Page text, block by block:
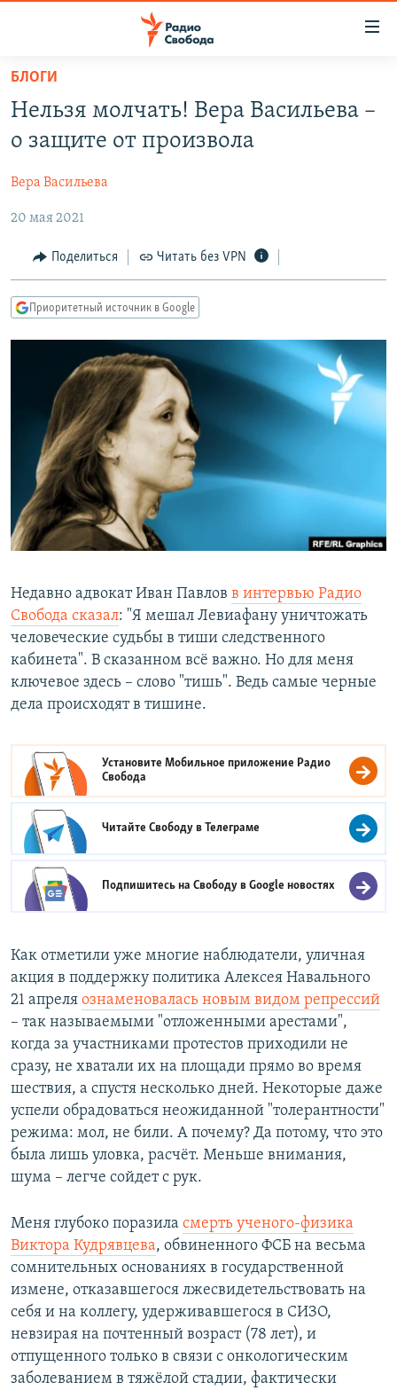
упрощенного
доступа
основному
Вернутся
главной
навигации
Вернутся
АВТОРСКИЕ ПРОЕКТЫ
ЦИТАТЫ СВОБОДЫ
МНЕНИЯ
КУЛЬТУРА
IDEL.РЕАЛИИ
КАВКАЗ.РЕАЛИИ
СИБИРЬ.РЕАЛИИ
РАСПИСАНИЕ ВЕЩАНИЯ
ПОДПИШИТЕСЬ НА РАССЫЛКУ
СОЦИАЛЬНЫЕ СЕТИ
Все сайты РСЕ/РС
БЛОГИ
Нельзя молчать! Вера Васильева –
о защите от произвола
Вера Васильева
20 мая 2021
Поделиться Читать без VPN
Приоритетный источник в Google
Недавно адвокат Иван Павлов в интервью Радио
Свобода сказал: "Я мешал Левиафану уничтожать
человеческие судьбы в тиши следственного
кабинета". В сказанном всё важно. Но для меня
ключевое здесь – слово "тишь". Ведь самые черные
дела происходят в тишине.
Установите Мобильное приложение Радио
Свобода
Читайте Свободу вТелеграме
Подпишитесь на Свободу вGoogle новостях
Как отметили уже многие наблюдатели, уличная
акция в поддержку политика Алексея Навального
21 апреля ознаменовалась новым видом репрессий
– так называемыми "отложенными арестами",
когда за участниками протестов приходили не
сразу, не хватали их на площади прямо во время
шествия, а спустя несколько дней. Некоторые даже
успели обрадоваться неожиданной "толерантности"
режима: мол, не били. А почему? Да потому, что это
была лишь уловка, расчёт. Меньше внимания,
шума – легче сойдет с рук.
Меня глубоко поразила смерть ученого-физика
Виктора Кудрявцева, обвиненного ФСБ на весьма
сомнительных основаниях в государственной
измене, отказавшегося лжесвидетельствовать на
себя и на коллегу, удерживавшегося в СИЗО,
невзирая на почтенный возраст (78 лет), и
отпущенного только в связи с онкологическим
заболеванием в тяжёлой стадии, фактически